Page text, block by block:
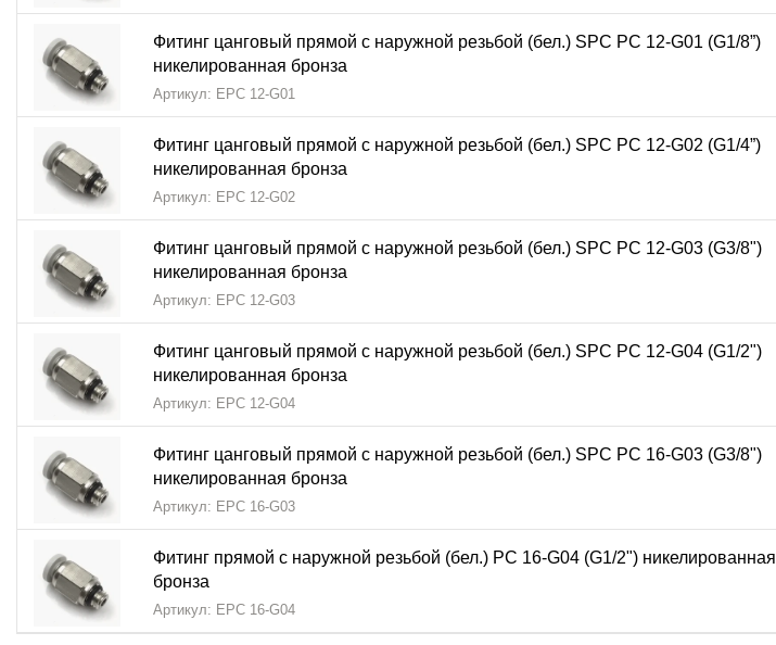
Фитинг цанговый прямой с наружной резьбой (бел.) SPC PC 12-G01 (G1/8”)
никелированная бронза
Артикул: EPC 12-G01
Фитинг цанговый прямой с наружной резьбой (бел.) SPC PC 12-G02 (G1/4”)
никелированная бронза
Артикул: EPC 12-G02
Фитинг цанговый прямой с наружной резьбой (бел.) SPC PC 12-G03 (G3/8")
никелированная бронза
Артикул: EPC 12-G03
Фитинг цанговый прямой с наружной резьбой (бел.) SPC PC 12-G04 (G1/2")
никелированная бронза
Артикул: EPC 12-G04
Фитинг цанговый прямой с наружной резьбой (бел.) SPC PC 16-G03 (G3/8")
никелированная бронза
Артикул: EPC 16-G03
Фитинг прямой с наружной резьбой (бел.) PC 16-G04 (G1/2") никелированная
бронза
Артикул: EPC 16-G04